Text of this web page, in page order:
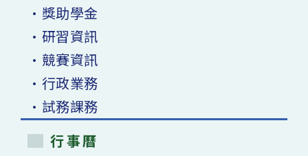
•獎助學金
•研習資訊
•競賽資訊
•行政業務
•試務課務
行事曆